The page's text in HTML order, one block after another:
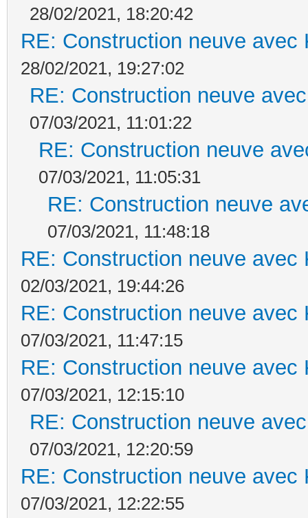
28/02/2021, 18:20:42
RE: Construction neuve avec
28/02/2021, 19:27:02
RE: Construction neuve
07/03/2021, 11:01:22
RE: Construction neuve
07/03/2021, 11:05:31
RE: Construction neuve
07/03/2021, 11:48:18
RE: Construction neuve avec
02/03/2021, 19:44:26
RE: Construction neuve avec
07/03/2021, 11:47:15
RE: Construction neuve avec
07/03/2021, 12:15:10
RE: Construction neuve
07/03/2021, 12:20:59
RE: Construction neuve avec
07/03/2021, 12:22:55